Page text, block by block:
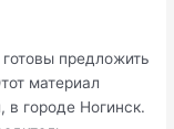
предложить
материал
в городе Ногинск.